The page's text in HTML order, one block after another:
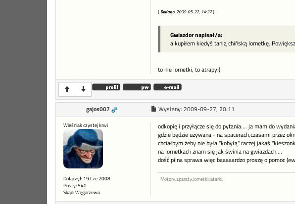
[Dodano: 2009-05-22, 14:27]
Gwiazdor napisał/a:
a kupiłem kiedyś tanią chińską lornetkę.
to nie lornetki, to atrapy:)
gajos007 Wysłany: 2009-09-27, 20:11
Wieśniak czystej krwi
Dołączył: 19 Cze 2008
Posty: 540
Skąd: Węgorzewo
odkopię i przyłącze się do pytania.... ja mam do
gdzie będzie używana - na spacerach,czasami przez
chciałbym żeby nie była "kobyłą" raczej jakaś
na lornetkach znam się jak świnia na gwiazdach....
dość pilna sprawa więc baaaaardzo proszę o pomoc
Motory,aparaty,lornetki,latarki,